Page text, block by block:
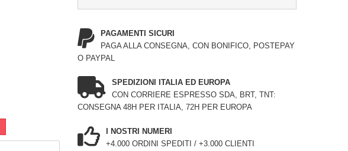
PAGAMENTI SICURI
PAGA ALLA CONSEGNA, CON BONIFICO, POSTEPAY
O PAYPAL
SPEDIZIONI ITALIA ED EUROPA
CON CORRIERE ESPRESSO SDA, BRT, TNT:
CONSEGNA 48H PER ITALIA, 72H PER EUROPA
I NOSTRI NUMERI
+4.000 ORDINI SPEDITI / +3.000 CLIENTI